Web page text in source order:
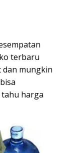
terbaru
dan mungkin
harga